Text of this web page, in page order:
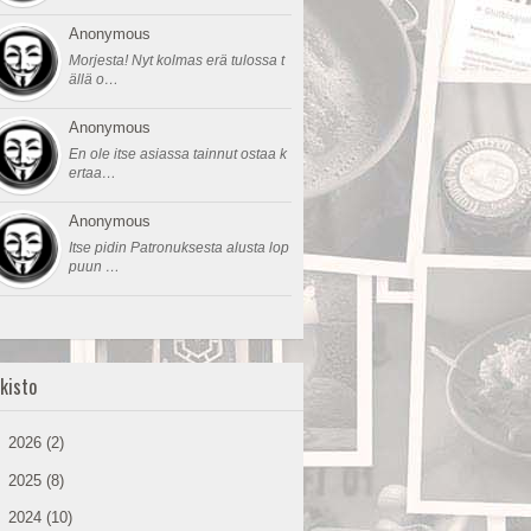
Anonymous
Morjesta! Nyt kolmas erä tulossa t
ällä o…
Anonymous
En ole itse asiassa tainnut ostaa k
ertaa…
Anonymous
Itse pidin Patronuksesta alusta lop
puun …
2026 (2)
2025 (8)
2024 (10)